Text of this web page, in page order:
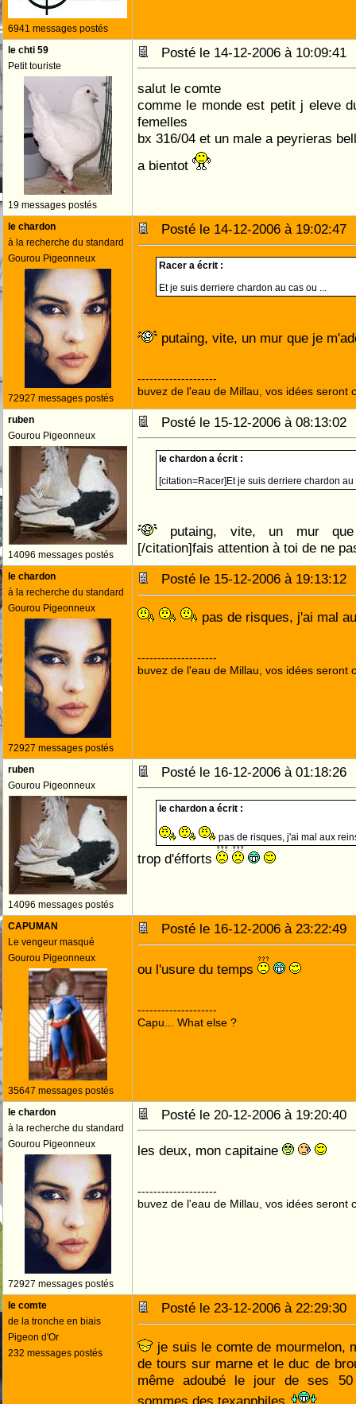
6941 messages postés
le chti 59
Petit touriste
19 messages postés
Posté le 14-12-2006 à
salut le comte
comme le monde est petit j eleve
femelles
bx 316/04 et un male a peyrieras
a bientot
le chardon
à la recherche du standard
Gourou Pigeonneux
72927 messages postés
Posté le 14-12-2006 à
Racer a écrit :
Et je suis derriere chardon au cas ou ...
putaing, vite, un mur que je
--------------------
buvez de l'eau de Millau, vos idées seront
ruben
Gourou Pigeonneux
14096 messages postés
Posté le 15-12-2006 à
le chardon a écrit :
[citation=Racer]Et je suis derriere chardon au
putaing, vite, un mur
[/citation]fais attention à toi de ne
le chardon
à la recherche du standard
Gourou Pigeonneux
72927 messages postés
Posté le 15-12-2006 à
pas de risques, j'ai mal
--------------------
buvez de l'eau de Millau, vos idées seront
ruben
Gourou Pigeonneux
14096 messages postés
Posté le 16-12-2006 à
le chardon a écrit :
pas de risques, j'ai mal aux
trop d'éfforts
CAPUMAN
Le vengeur masqué
Gourou Pigeonneux
35647 messages postés
Posté le 16-12-2006 à
ou l'usure du temps
--------------------
Capu... What else ?
le chardon
à la recherche du standard
Gourou Pigeonneux
72927 messages postés
Posté le 20-12-2006 à
les deux, mon capitaine
--------------------
buvez de l'eau de Millau, vos idées seront
le comte
de la tronche en biais
Pigeon d'Or
232 messages postés
Posté le 23-12-2006 à
je suis le comte de mourmelon,
de tours sur marne et le duc de
même adoubé le jour de ses
sommes des texanphiles